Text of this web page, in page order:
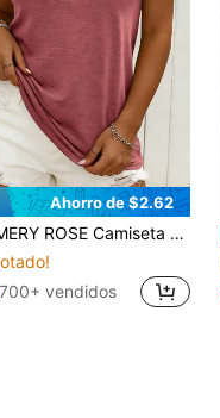
Ahorro de $2.62
Camiseta de mujer talla grande casual minimalista con manga murciélago y cuello redondo, adecuada para primavera y verano
700+ vendidos